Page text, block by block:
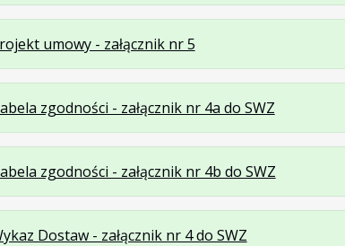
w
formacie:
docx
pliku:
32
kB
umowy - załącznik nr 5.
Plik
w
formacie:
docx
.
Rozmiar
pliku:
40
kB
zgodności - załącznik nr 4a do SWZ.
Plik
w
formacie:
docx
.
Rozmiar
pliku:
19
kB
zgodności - załącznik nr 4b do SWZ.
Plik
w
.
Rozmiar
pliku:
Dostaw - załącznik nr 4 do SWZ..